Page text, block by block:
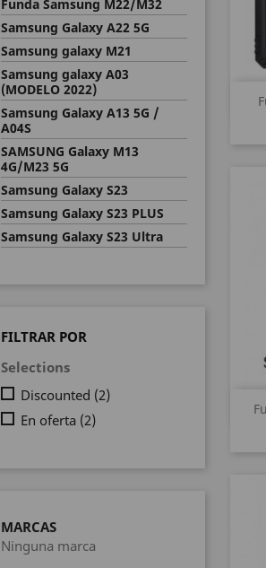
Funda Samsung M22/M32
Samsung Galaxy A22 5G
Samsung galaxy M21
Samsung galaxy A03
(MODELO 2022)
Samsung Galaxy A13 5G /
A04S
SAMSUNG Galaxy M13
4G/M23 5G
Samsung Galaxy S23
Samsung Galaxy S23 PLUS
Samsung Galaxy S23 Ultra
FILTRAR POR
Selections
Discounted (2)
En oferta (2)
MARCAS
Ninguna marca